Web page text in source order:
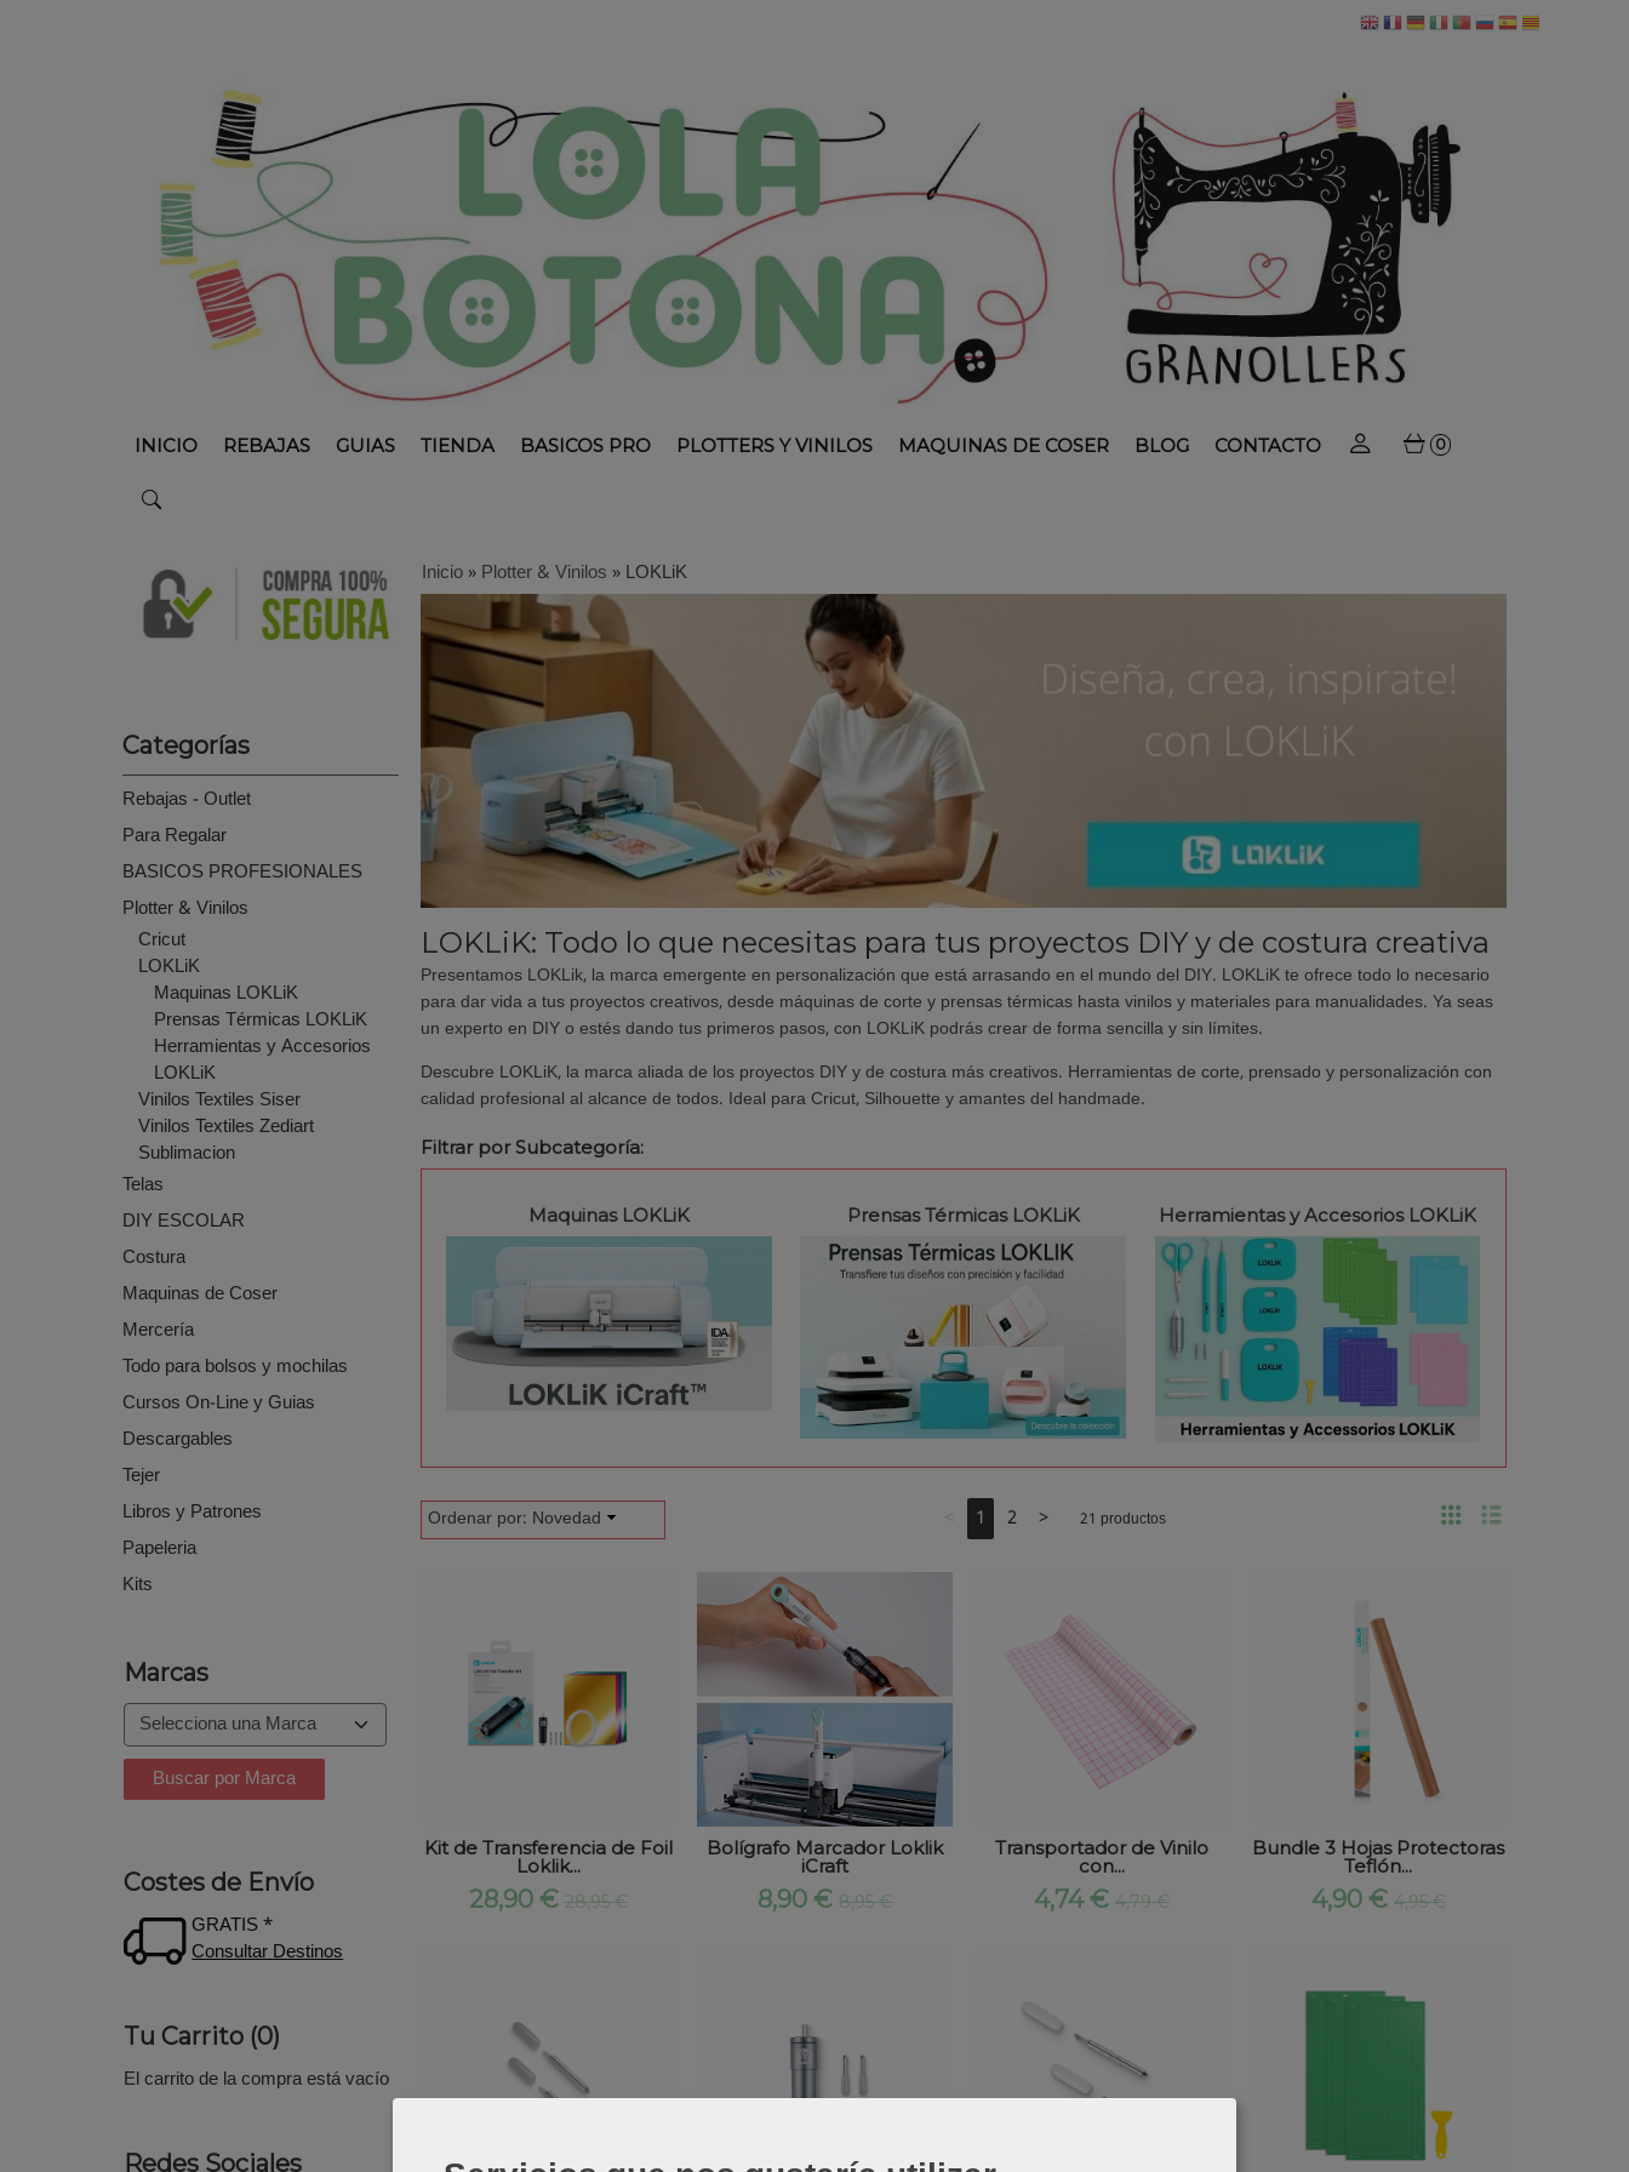
INICIO REBAJAS GUIAS TIENDA BASICOS PRO PLOTTERS Y VINILOS MAQUINAS DE COSER BLOG CONTACTO 0
Categorías
Rebajas - Outlet
Para Regalar
BASICOS PROFESIONALES
Plotter & Vinilos
Cricut
LOKLiK
Maquinas LOKLiK
Prensas Térmicas LOKLiK
Herramientas y Accesorios
LOKLiK
Vinilos Textiles Siser
Vinilos Textiles Zediart
Sublimacion
Telas
DIY ESCOLAR
Costura
Maquinas de Coser
Mercería
Todo para bolsos y mochilas
Cursos On-Line y Guias
Descargables
Tejer
Libros y Patrones
Papeleria
Kits
Marcas
Costes de Envío
GRATIS *
Consultar Destinos
Tu Carrito (0)
El carrito de la compra está vacío
Redes Sociales
Inicio»Plotter & Vinilos »LOKLiK
LOKLiK: Todo lo que necesitas para tus proyectos DIY y de costura creativa
Presentamos LOKLik, la marca emergente en personalización que está arrasando en el mundo del DIY. LOKLiK te ofrece todo lo necesario
para dar vida a tus proyectos creativos, desde máquinas de corte y prensas térmicas hasta vinilos y materiales para manualidades. Ya seas
un experto en DIY o estés dando tus primeros pasos, con LOKLiK podrás crear de forma sencilla y sin límites.
Descubre LOKLiK, la marca aliada de los proyectos DIY y de costura más creativos. Herramientas de corte, prensado y personalización con
calidad profesional al alcance de todos. Ideal para Cricut, Silhouette y amantes del handmade.
Filtrar por Subcategoría:
Maquinas LOKLiK Prensas Térmicas LOKLiK Herramientas y Accesorios LOKLiK
Ordenar por: Novedad 1 2 > 21 productos
Kit de Transferencia de Foil
Loklik...
28,90 € 28,95 €
Bolígrafo Marcador Loklik
iCraft
8,90 €8,95 €
Transportador de Vinilo
con...
4,74 €4,79 €
Bundle 3 Hojas Protectoras
Teflón...
4,90 € 4,95 €